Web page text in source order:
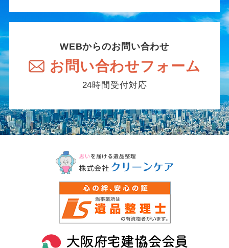
WEBからのお問い合わせ
お問い合わせフォーム
24時間受付対応